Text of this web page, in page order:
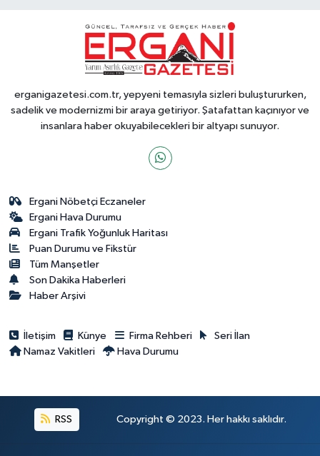
erganigazetesi.com.tr, yepyeni temasıyla sizleri buluştururken,
sadelik ve modernizmi bir araya getiriyor. Şatafattan kaçınıyor ve
insanlara haber okuyabilecekleri bir altyapı sunuyor.
Ergani Nöbetçi Eczaneler
Ergani Hava Durumu
Ergani Trafik Yoğunluk Haritası
Puan Durumu ve Fikstür
Tüm Manşetler
Son Dakika Haberleri
Haber Arşivi
İletişim Künye Firma Rehberi
Seri İlan
Namaz Vakitleri
Hava Durumu
RSS Copyright © 2023. Her hakkı saklıdır.